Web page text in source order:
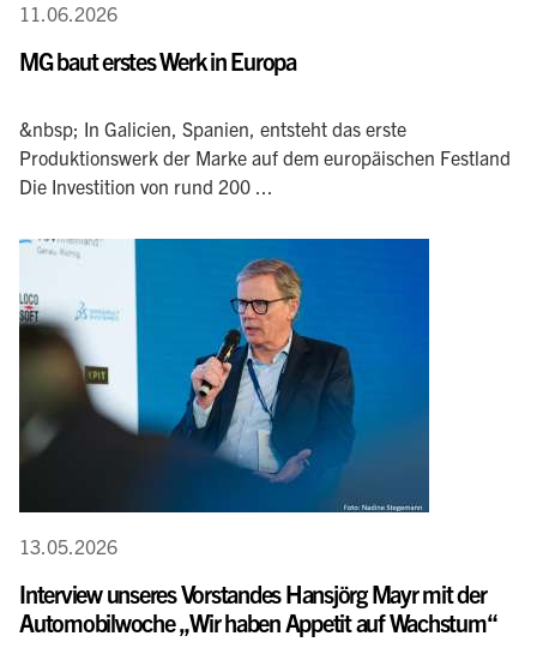
11.06.2026
MG baut erstes Werk in Europa
&nbsp; In Galicien, Spanien, entsteht das erste
Produktionswerk der Marke auf dem europäischen Festland
Die Investition von rund 200 ...
13.05.2026
Interview unseres Vorstandes Hansjörg Mayr mit der
Automobilwoche „Wir haben Appetit auf Wachstum“